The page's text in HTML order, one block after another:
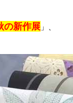
の新作展 」、